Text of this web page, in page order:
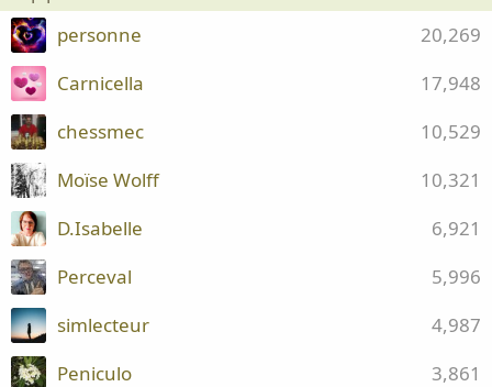
20,269
personne
17,948
Carnicella
10,529
chessmec
10,321
Moïse Wolff
6,921
D.Isabelle
5,996
Perceval
4,987
simlecteur
3,861
Peniculo